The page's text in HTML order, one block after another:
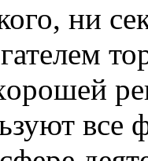
ни
все